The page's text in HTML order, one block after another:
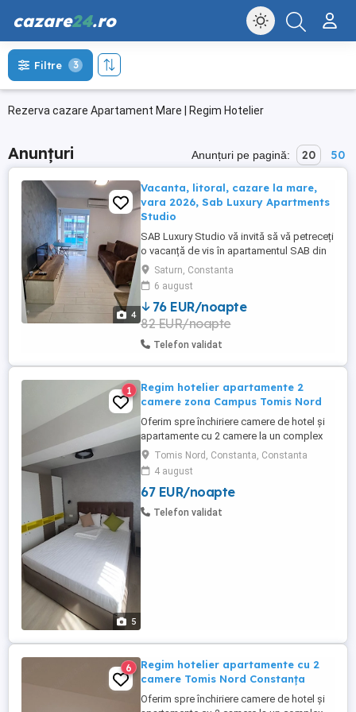
cazare24.ro
Rezerva cazare Apartament Mare | Regim Hotelier
Filtre 3
Anunțuri Anunțuri pe pagină: 20 50
4
Vacanta, litoral, cazare la mare,
vara 2026, Sab Luxury Apartments
Studio
SAB Luxury Studio vă invită să vă petreceți
o vacanță de vis în apartamentul SAB din
Saturn Mangalia... Poziție ideală
*Apartamentul se află poziționat pe
strada Henny Ignatie Nr. 6 într-un complex
rezidențial (hotel) din stațiunea Saturn
(cea mai frumoasă stațiune din sudul
litoralului ...
Saturn, Constanta
6 august
76 EUR/noapte
82 EUR/noapte
Telefon validat
5
1
Regim hotelier apartamente 2
camere zona Campus Tomis Nord
Oferim spre închiriere camere de hotel și
apartamente cu 2 camere la un complex
hotelier de 3 și 4 stele . Contra cost avem
și mic dejun la cerere (40 lei de persoană)
Complexul hotelier se află în zona Tomis
Nord Campus Universitate. Dotări:
Complet mobilate și utilate modern Aer
Tomis Nord, Constanta, Constanta
4 august
67 EUR/noapte
Telefon validat
6
Regim hotelier apartamente cu 2
camere Tomis Nord Constanța
Oferim spre închiriere camere de hotel și